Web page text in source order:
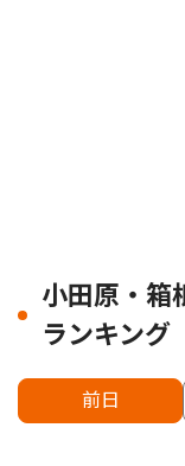
小田原・箱
ランキング
前日